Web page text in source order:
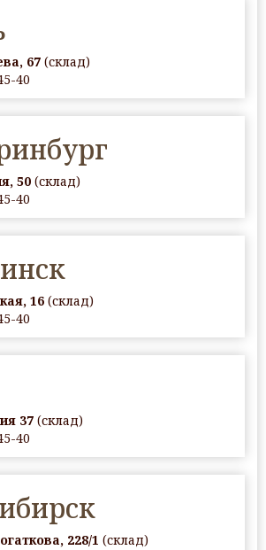
67 (склад)
40
50 (склад)
40
16 (склад)
40
37 (склад)
40
228/1 (склад)